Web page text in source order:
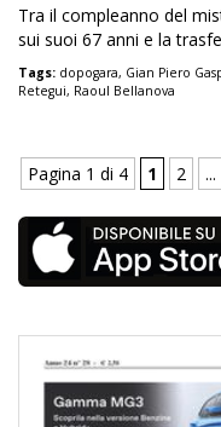
Tra il compleanno del
sui suoi 67 anni e la
Tags: dopogara, Gian Piero
Retegui, Raoul Bellanova
Pagina 1 di 4 1 2 ...